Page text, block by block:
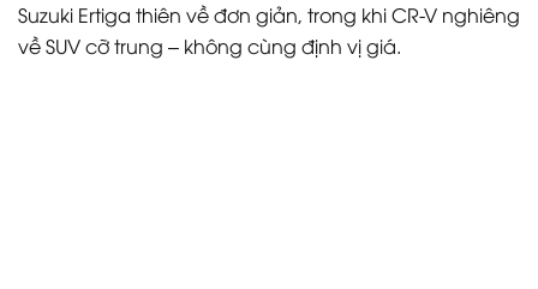
Suzuki Ertiga thiên về đơn giản, trong khi CR-V nghiêng
về SUV cỡ trung – không cùng định vị giá.